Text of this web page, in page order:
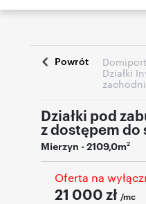
Powrót
Działki
Działki pod
z dostępem do
Mierzyn - 2109,0m2
Oferta na
21 000 zł /mc